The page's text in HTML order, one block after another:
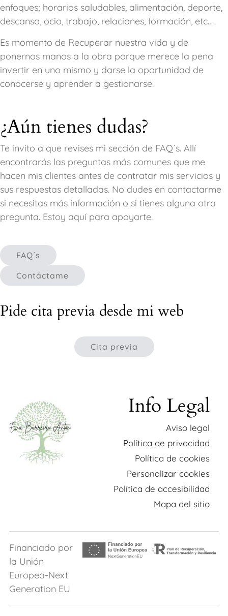
enfoques; horarios saludables, alimentación, deporte,
descanso, ocio, trabajo, relaciones, formación, etc…
Es momento de Recuperar nuestra vida y de
ponernos manos a la obra porque merece la pena
invertir en uno mismo y darse la oportunidad de
conocerse y aprender a gestionarse.
¿Aún tienes dudas?
Te invito a que revises mi sección de FAQ´s. Allí
encontrarás las preguntas más comunes que me
hacen mis clientes antes de contratar mis servicios y
sus respuestas detalladas. No dudes en contactarme
si necesitas más información o si tienes alguna otra
pregunta. Estoy aquí para apoyarte.
FAQ´s
Contáctame
Pide cita previa desde mi web
Cita previa
Info Legal
Aviso legal
Política de privacidad
Política de cookies
Personalizar cookies
Política de accesibilidad
Mapa del sitio
Financiado por
la Unión
Europea-Next
Generation EU​